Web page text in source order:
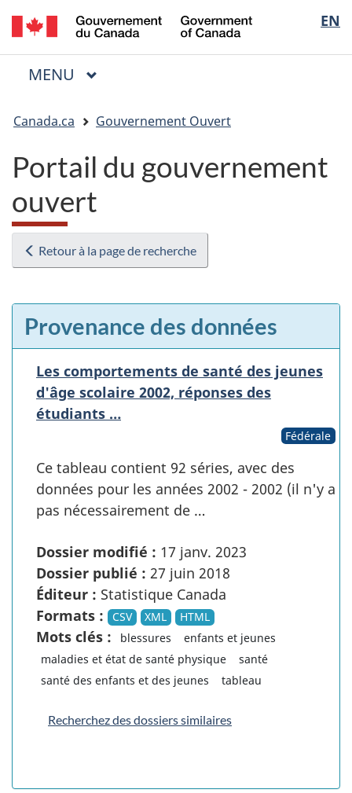
Passer
au
contenu
Passer
à
« Au
Passer
à
la
EN
of
Menu
MENU PRINCIPAL
êtes
ici
Canada.ca Gouvernement Ouvert
Portail du gouvernement
ouvert
Retour à la page de recherche
Provenance des données
Les comportements de santé des jeunes
d'âge scolaire 2002, réponses des
étudiants …
Fédérale
Ce tableau contient 92 séries, avec des
données pour les années 2002 - 2002 (il n'y a
pas nécessairement de …
Dossier modifié : 17 janv. 2023
Dossier publié : 27 juin 2018
Éditeur : Statistique Canada
Formats :
CSV XML HTML
Mots clés : blessures
enfants et jeunes
maladies et état de santé physique
santé
santé des enfants et des jeunes
tableau
Recherchez des dossiers similaires